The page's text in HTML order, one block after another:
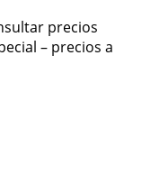
precios
– precios a